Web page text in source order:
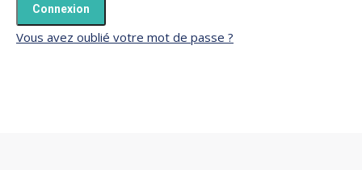
Vous avez oublié votre mot de passe ?